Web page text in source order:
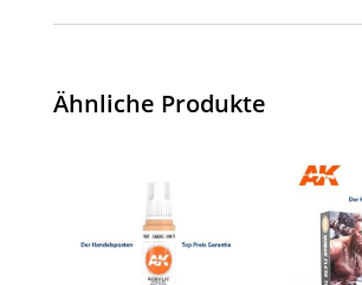
Ähnliche Produkte